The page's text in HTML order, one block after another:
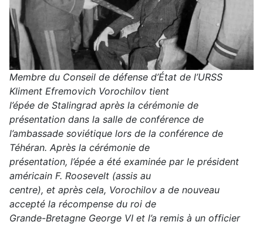
Membre du Conseil de défense d’État de l’URSS
Kliment Efremovich Vorochilov tient
l’épée de Stalingrad après la cérémonie de
présentation dans la salle de conférence de
l’ambassade soviétique lors de la conférence de
Téhéran. Après la cérémonie de
présentation, l’épée a été examinée par le président
américain F. Roosevelt (assis au
centre), et après cela, Vorochilov a de nouveau
accepté la récompense du roi de
Grande-Bretagne George VI et l’a remis à un officier